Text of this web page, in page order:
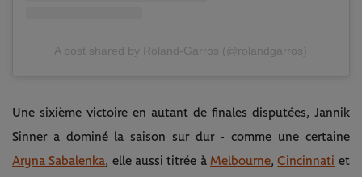
A post shared by Roland-Garros (@rolandgarros)
Une sixième victoire en autant de finales disputées, Jannik
Sinner a dominé la saison sur dur - comme une certaine
Aryna Sabalenka, elle aussi titrée à Melbourne,Cincinnati et